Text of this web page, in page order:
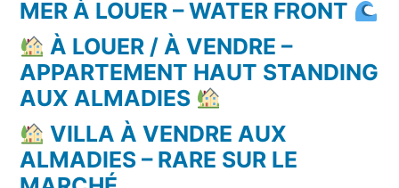
MER À LOUER – WATER FRONT
À LOUER / À VENDRE –
APPARTEMENT HAUT STANDING
AUX ALMADIES
VILLA À VENDRE AUX
ALMADIES – RARE SUR LE